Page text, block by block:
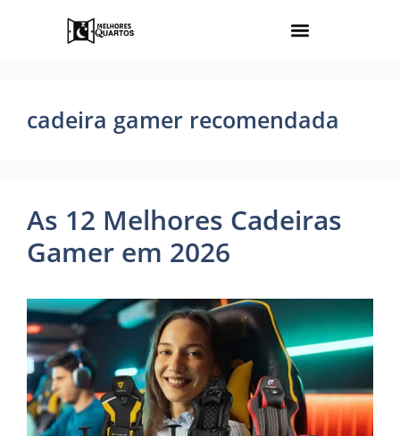
cadeira gamer recomendada
As 12 Melhores Cadeiras
Gamer em 2026